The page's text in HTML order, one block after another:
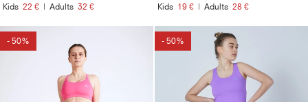
Kids 22 € | Adults 32 € Kids 19 € | Adults 28 €
- 50% - 50%